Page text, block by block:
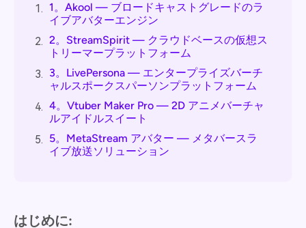
1. 1。Akool — ブロードキャストグレードのラ
イブアバターエンジン
2. 2。StreamSpirit — クラウドベースの仮想ス
トリーマープラットフォーム
3. 3。LivePersona — エンタープライズバーチ
ャルスポークスパーソンプラットフォーム
4. 4。Vtuber Maker Pro — 2D アニメバーチャ
ルアイドルスイート
5. 5。MetaStream アバター — メタバースラ
イブ放送ソリューション
はじめに: